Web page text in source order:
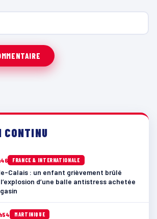
CONTINU
FRANCE & INTERNATIONALE
Calais : un enfant grièvement brûlé
d’une balle antistress achetée
MARTINIQUE